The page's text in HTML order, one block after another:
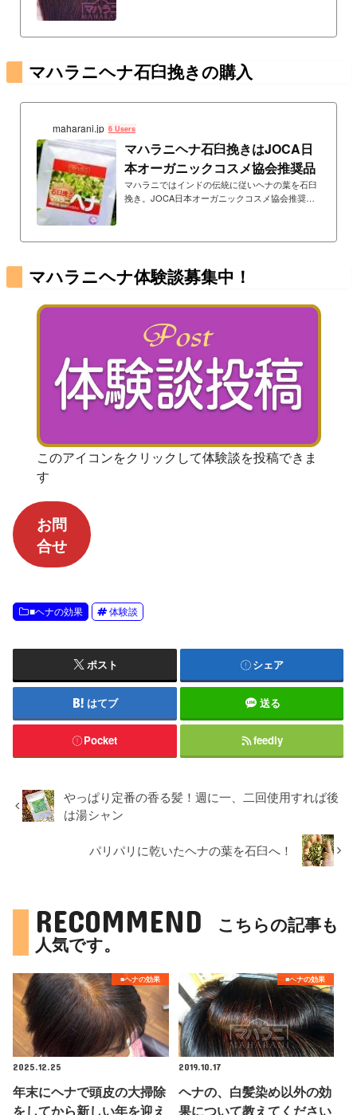
マハラニヘナ石臼挽きの購入
maharani.jp 6 Users
マハラニヘナ石臼挽きはJOCA日
本オーガニックコスメ協会推奨品
マハラニではインドの伝統に従いヘナの葉を石臼
挽き。JOCA日本オーガニックコスメ協会推奨
マハラニヘナ体験談募集中！
このアイコンをクリックして体験談を投稿できま
す
お問
合せ
■ヘナの効果 体験談
ポスト シェア
はてブ 送る
Pocket feedly
やっぱり定番の香る髪！週に一、二回使用すれば後
は湯シャン
パリパリに乾いたヘナの葉を石臼へ！
RECOMMEND
こちらの記事も
人気です。
■ヘナの効果
2025.12.25
年末にヘナで頭皮の大掃除
をしてから新しい年を迎え
■ヘナの効果
2019.10.17
ヘナの、白髪染め以外の効
果について教えてください